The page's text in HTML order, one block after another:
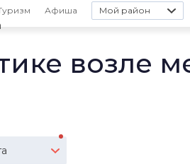
Афиша Мой район
возле